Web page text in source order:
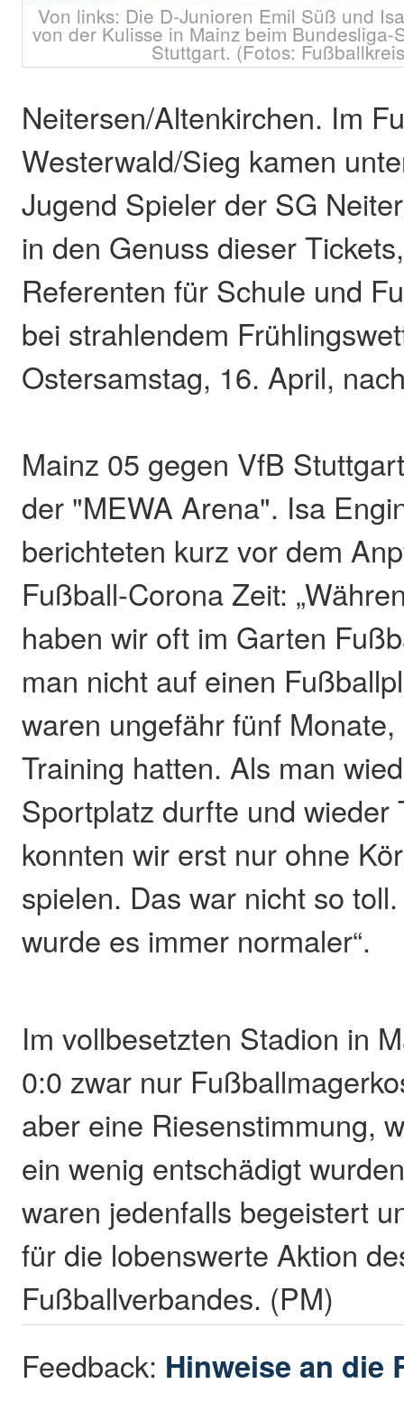
Von links: Die D-Junioren Emil Süß und
von der Kulisse in Mainz beim
Stuttgart. (Fotos:
Neitersen/Altenkirchen. Im
Westerwald/Sieg kamen
Jugend Spieler der SG
in den Genuss dieser
Referenten für Schule und
bei strahlendem
Ostersamstag, 16. April,
Mainz 05 gegen VfB
der "MEWA Arena". Isa
berichteten kurz vor dem
Fußball-Corona Zeit:
haben wir oft im Garten
man nicht auf einen
waren ungefähr fünf
Training hatten. Als man
Sportplatz durfte und wieder
konnten wir erst nur ohne
spielen. Das war nicht so
wurde es immer normaler“.
Im vollbesetzten Stadion in
0:0 zwar nur
aber eine Riesenstimmung,
ein wenig entschädigt
waren jedenfalls begeistert
für die lobenswerte Aktion
Fußballverbandes. (PM)
Feedback: Hinweise an die